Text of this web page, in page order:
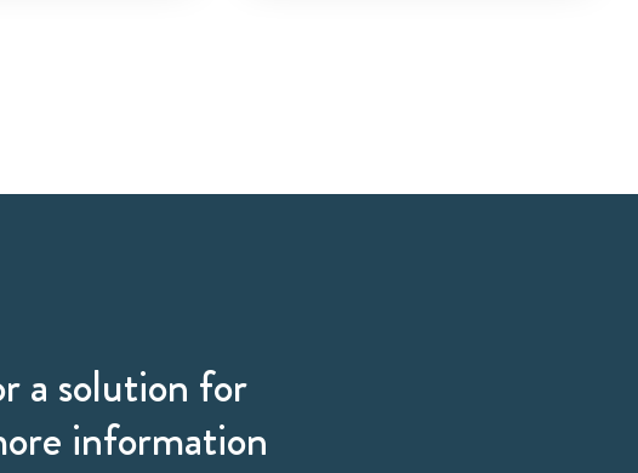
a solution for
information